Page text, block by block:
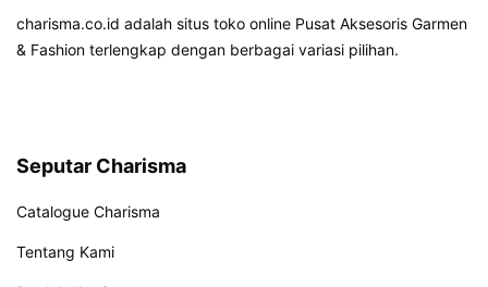
charisma.co.id adalah situs toko online Pusat Aksesoris Garmen
& Fashion terlengkap dengan berbagai variasi pilihan.
Seputar Charisma
Catalogue Charisma
Tentang Kami